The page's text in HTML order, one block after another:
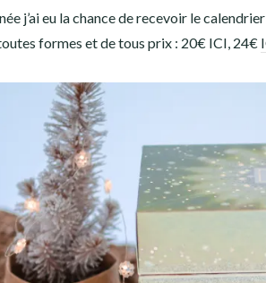
j’ai eu la chance de recevoir le
formes et de tous prix : 20€ ICI, 24€